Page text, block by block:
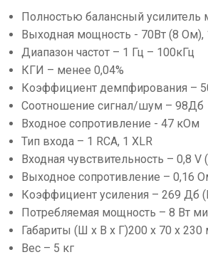
Полностью балансный
Выходная мощность - 70Вт (8 Ом),
Диапазон частот – 1 Гц – 100кГц
КГИ – менее 0,04%
Коэффициент демпфирования –
Соотношение сигнал/шум – 98Дб
Входное сопротивление - 47 кОм
Тип входа – 1 RCA, 1 XLR
Входная чувствительность – 0,8 V
Выходное сопротивление – 0,16
Коэффициент усиления – 269 Дб
Потребляемая мощность – 8 Вт
Габариты (Ш х В х Г)200 х 70 х 230
Вес – 5 кг